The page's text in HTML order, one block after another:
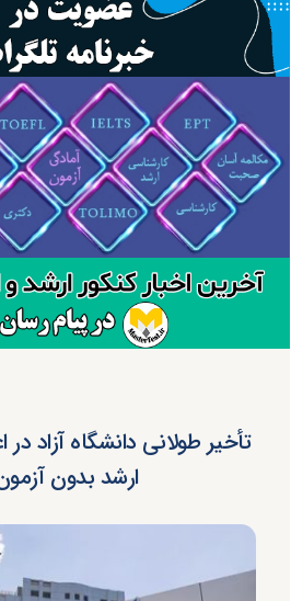
تأخیر طولانی دانشگاه آزاد در
ارشد بدون آزمون